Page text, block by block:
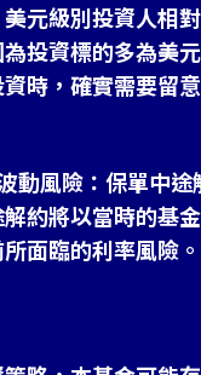
元級別投資人相
投資標的多為美
時，確實需要留
動風險：保單中
約將以當時的基
面臨的利率風險。